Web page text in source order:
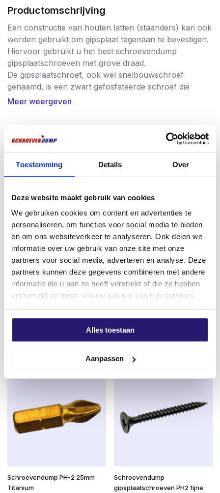
Toestemming Details Over
Deze website maakt gebruik van cookies
We gebruiken cookies om content en advertenties te
personaliseren, om functies voor social media te bieden
en om ons websiteverkeer te analyseren. Ook delen we
informatie over uw gebruik van onze site met onze
partners voor social media, adverteren en analyse. Deze
partners kunnen deze gegevens combineren met andere
informatie die u aan ze heeft verstrekt of die ze hebben
verzameld op basis van uw gebruik van hun services.
Alles toestaan
Aanpassen
Productomschrijving
Een constructie van houten latten (staanders) kan ook
worden gebruikt om gipsplaat tegenaan te bevestigen.
Hiervoor gebruikt u het best schroevendump
gipsplaatschroeven met grove draad.
De gipsplaatschroef, ook wel snelbouwschroef
genaamd, is een zwart gefosfateerde schroef die
voorzien is van een trompetkop om beschadiging van
afgewerkt met een wandafwerking product zoals stuc
of latex muurverf, en is corrosiebestendig (48 uur
Deze gipsplaat schroef is voorzien van een grove
de gipsplaat tegen houten latten. Het grove draad
heeft een geweldige grip in het hout en draait
eenvoudig en vooral snel in. Hiervoor wordt een
Phillips bit nr. 2 gebruikt. Dit wordt ook wel een
kruiskop bit genoemd.
Meer weergeven
Vaak samen gekocht
Meest verkocht
professionele High tack/lijmkit
G70 wit 290ml
€ 5,50Oorspronkelijke
was:
€4,80Huidige
is:
€ 4,80.
band/snelbouwschroeven
grove draad 3,9 x 25 1000
stuks
€15,99Oorspronkelijke
was:
€14,50Huidige
is:
excl. BTW:
Op voorraad
Schroevendump PH-2 25mm
Titanium
Schroevendump
gipsplaatschroeven PH2 fijne